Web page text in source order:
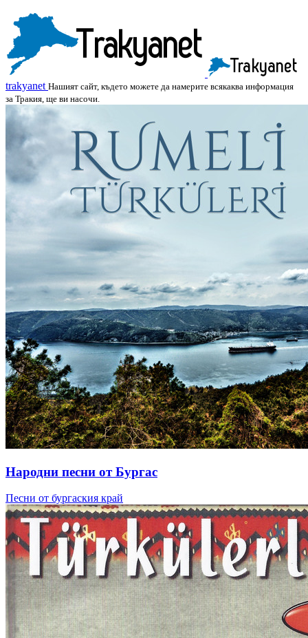
trakyanet Нашият сайт, където можете да намерите всякаква информация
за Тракия, ще ви насочи.
Народни песни от Бургас
Песни от бургаския край